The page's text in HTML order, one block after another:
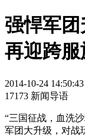
强悍军团
再迎跨服
2014-10-24 14:50:43
17173 新闻导语
“三国征战，血洗
军团大升级，对战